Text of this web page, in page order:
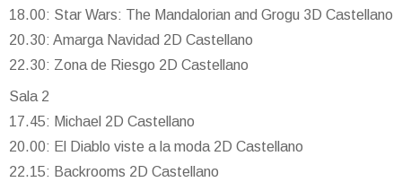
18.00: Star Wars: The Mandalorian and Grogu 3D Castellano
20.30: Amarga Navidad 2D Castellano
22.30: Zona de Riesgo 2D Castellano
Sala 2
17.45: Michael 2D Castellano
20.00: El Diablo viste a la moda 2D Castellano
22.15: Backrooms 2D Castellano